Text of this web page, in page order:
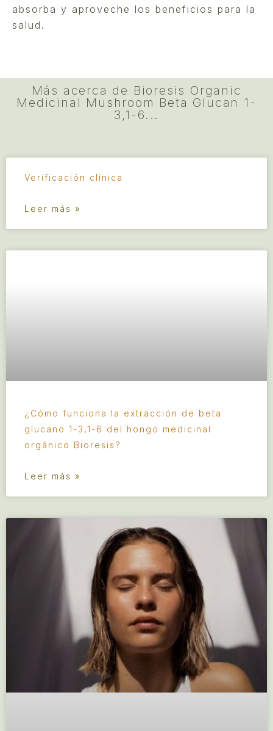
absorba y aproveche los beneficios para la
salud.
Más acerca de Bioresis Organic
Medicinal Mushroom Beta Glucan 1-
3,1-6...
Verificación clínica
Leer más »
¿Cómo funciona la extracción de beta
glucano 1-3,1-6 del hongo medicinal
orgánico Bioresis?
Leer más »